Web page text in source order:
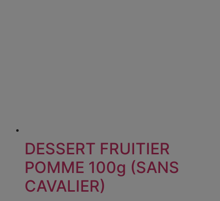
DESSERT FRUITIER
POMME 100g (SANS
CAVALIER)